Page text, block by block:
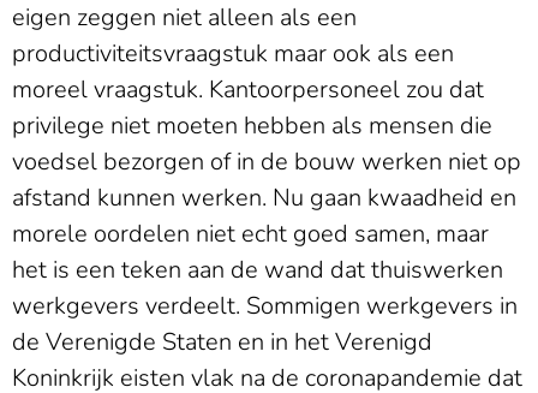
eigen zeggen niet alleen als een
productiviteitsvraagstuk maar ook als een
moreel vraagstuk. Kantoorpersoneel zou dat
privilege niet moeten hebben als mensen die
voedsel bezorgen of in de bouw werken niet op
afstand kunnen werken. Nu gaan kwaadheid en
morele oordelen niet echt goed samen, maar
het is een teken aan de wand dat thuiswerken
werkgevers verdeelt. Sommigen werkgevers in
de Verenigde Staten en in het Verenigd
Koninkrijk eisten vlak na de coronapandemie dat